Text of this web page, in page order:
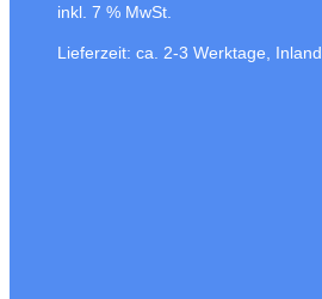
inkl. 7 % MwSt.
Lieferzeit: ca. 2-3 Werktage, Inland